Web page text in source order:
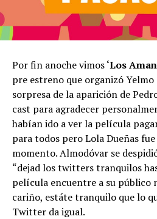
Por fin anoche vimos‘Los
pre estreno que organizó
sorpresa de la aparición de
cast para agradecer
habían ido a ver la película
para todos pero Lola Dueñas
momento. Almodóvar se
“dejad los twitters tranquilos
película encuentre a su público
cariño, estáte tranquilo que lo
Twitter da igual.